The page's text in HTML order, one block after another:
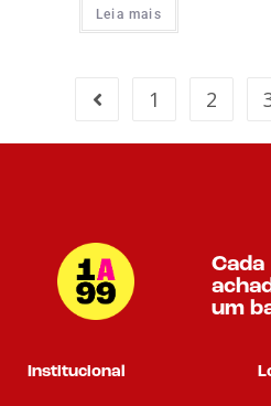
Leia mais
1 2
Cada
um
Institucional